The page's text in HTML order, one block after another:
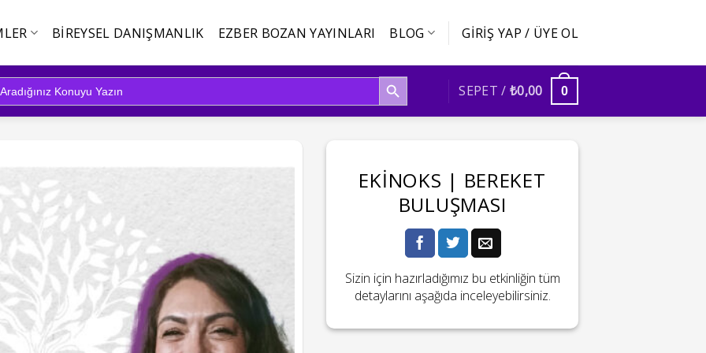
BIREYSEL DANIŞMANLIK EZBER BOZAN YAYINLARI BLOG GIRIŞ YAP / ÜYE OL
SEARCH BUTTON
SEPET / ₺0,00 0
EKINOKS | BEREKET
BULUŞMASI
Sizin için hazırladığımız bu etkinliğin tüm
detaylarını aşağıda inceleyebilirsiniz.